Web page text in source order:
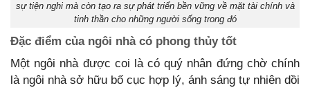
sự tiện nghi mà còn tạo ra sự phát triển bền vững về mặt tài chính và
tinh thần cho những người sống trong đó
Đặc điểm của ngôi nhà có phong thủy tốt
Một ngôi nhà được coi là có quý nhân đứng chờ chính
là ngôi nhà sở hữu bố cục hợp lý, ánh sáng tự nhiên dồi